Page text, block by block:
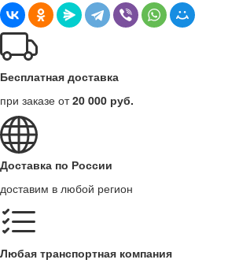
Бесплатная доставка
при заказе от20 000 руб.
Доставка по России
доставим в любой регион
Любая транспортная компания